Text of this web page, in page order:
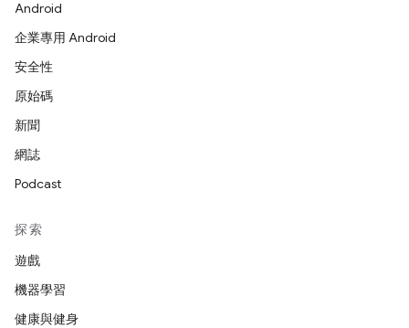
Android
企業專用 Android
安全性
原始碼
新聞
網誌
Podcast
探索
遊戲
機器學習
健康與健身